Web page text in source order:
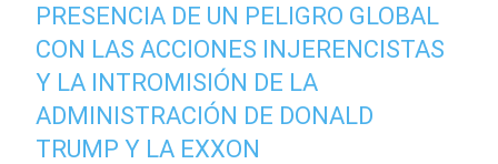
PRESENCIA DE UN PELIGRO GLOBAL
CON LAS ACCIONES INJERENCISTAS
Y LA INTROMISIÓN DE LA
ADMINISTRACIÓN DE DONALD
TRUMP Y LA EXXON